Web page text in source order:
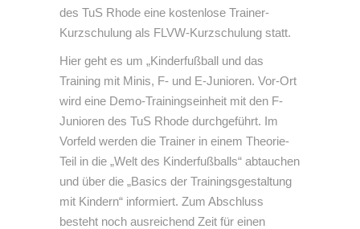
des TuS Rhode eine kostenlose Trainer-
Kurzschulung als FLVW-Kurzschulung statt.
Hier geht es um „Kinderfußball und das
Training mit Minis, F- und E-Junioren. Vor-Ort
wird eine Demo-Trainingseinheit mit den F-
Junioren des TuS Rhode durchgeführt. Im
Vorfeld werden die Trainer in einem Theorie-
Teil in die „Welt des Kinderfußballs“ abtauchen
und über die „Basics der Trainingsgestaltung
mit Kindern“ informiert. Zum Abschluss
besteht noch ausreichend Zeit für einen